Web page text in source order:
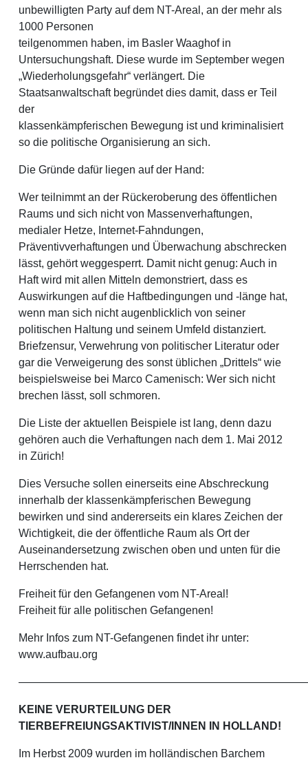
unbewilligten Party auf dem NT-Areal, an der mehr als
1000 Personen
teilgenommen haben, im Basler Waaghof in
Untersuchungshaft. Diese wurde im September wegen
„Wiederholungsgefahr“ verlängert. Die
Staatsanwaltschaft begründet dies damit, dass er Teil
der
klassenkämpferischen Bewegung ist und kriminalisiert
so die politische Organisierung an sich.
Die Gründe dafür liegen auf der Hand:
Wer teilnimmt an der Rückeroberung des öffentlichen
Raums und sich nicht von Massenverhaftungen,
medialer Hetze, Internet-Fahndungen,
Präventivverhaftungen und Überwachung abschrecken
lässt, gehört weggesperrt. Damit nicht genug: Auch in
Haft wird mit allen Mitteln demonstriert, dass es
Auswirkungen auf die Haftbedingungen und -länge hat,
wenn man sich nicht augenblicklich von seiner
politischen Haltung und seinem Umfeld distanziert.
Briefzensur, Verwehrung von politischer Literatur oder
gar die Verweigerung des sonst üblichen „Drittels“ wie
beispielsweise bei Marco Camenisch: Wer sich nicht
brechen lässt, soll schmoren.
Die Liste der aktuellen Beispiele ist lang, denn dazu
gehören auch die Verhaftungen nach dem 1. Mai 2012
in Zürich!
Dies Versuche sollen einerseits eine Abschreckung
innerhalb der klassenkämpferischen Bewegung
bewirken und sind andererseits ein klares Zeichen der
Wichtigkeit, die der öffentliche Raum als Ort der
Auseinandersetzung zwischen oben und unten für die
Herrschenden hat.
Freiheit für den Gefangenen vom NT-Areal!
Freiheit für alle politischen Gefangenen!
Mehr Infos zum NT-Gefangenen findet ihr unter:
www.aufbau.org
KEINE VERURTEILUNG DER
TIERBEFREIUNGSAKTIVIST/INNEN IN HOLLAND!
Im Herbst 2009 wurden im holländischen Barchem